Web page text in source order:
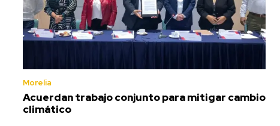
Morelia
Acuerdan trabajo conjunto para mitigar cambio
climático